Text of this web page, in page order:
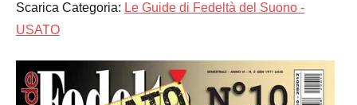
Scarica Categoria: Le Guide di Fedeltà del Suono -
USATO